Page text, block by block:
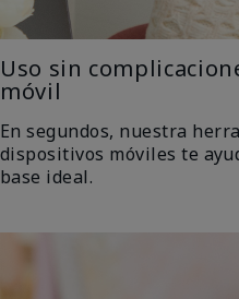
Uso sin
móvil
En segundos, nuestra
dispositivos móviles te
base ideal.